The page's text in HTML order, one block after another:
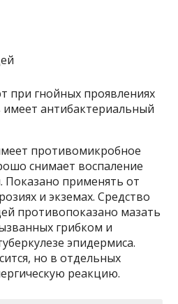
при гнойных проявлениях
имеет антибактериальный
противомикробное
снимает воспаление
Показано применять от
и экземах. Средство
противопоказано мазать
грибком и
эпидермиса.
но в отдельных
реакцию.